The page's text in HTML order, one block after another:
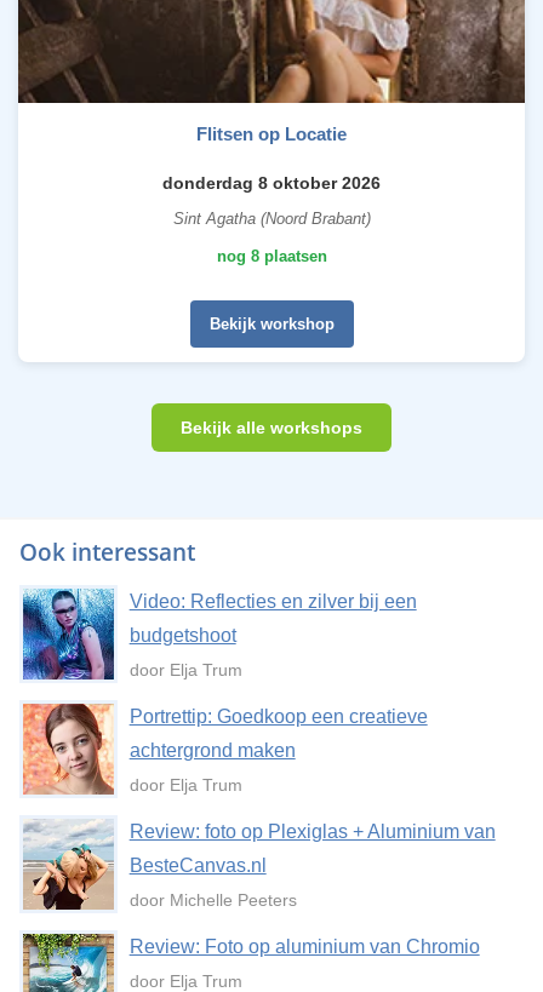
Flitsen op Locatie
donderdag 8 oktober 2026
Sint Agatha (Noord Brabant)
nog 8 plaatsen
Bekijk workshop
Bekijk alle workshops
Ook interessant
Video: Reflecties en zilver bij een
budgetshoot
door Elja Trum
Portrettip: Goedkoop een creatieve
achtergrond maken
door Elja Trum
Review: foto op Plexiglas + Aluminium van
BesteCanvas.nl
door Michelle Peeters
Review: Foto op aluminium van Chromio
door Elja Trum